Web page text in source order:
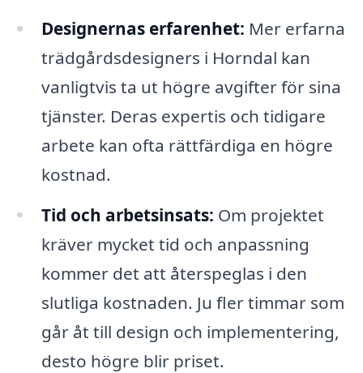
Designernas erfarenhet: Mer erfarna
trädgårdsdesigners i Horndal kan
vanligtvis ta ut högre avgifter för sina
tjänster. Deras expertis och tidigare
arbete kan ofta rättfärdiga en högre
kostnad.
Tid och arbetsinsats: Om projektet
kräver mycket tid och anpassning
kommer det att återspeglas i den
slutliga kostnaden. Ju fler timmar som
går åt till design och implementering,
desto högre blir priset.